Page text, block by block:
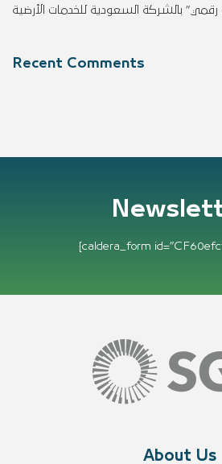
بالشركة السعودية للخدمات الأرضية
Recent Comments
[caldera_form
About Us